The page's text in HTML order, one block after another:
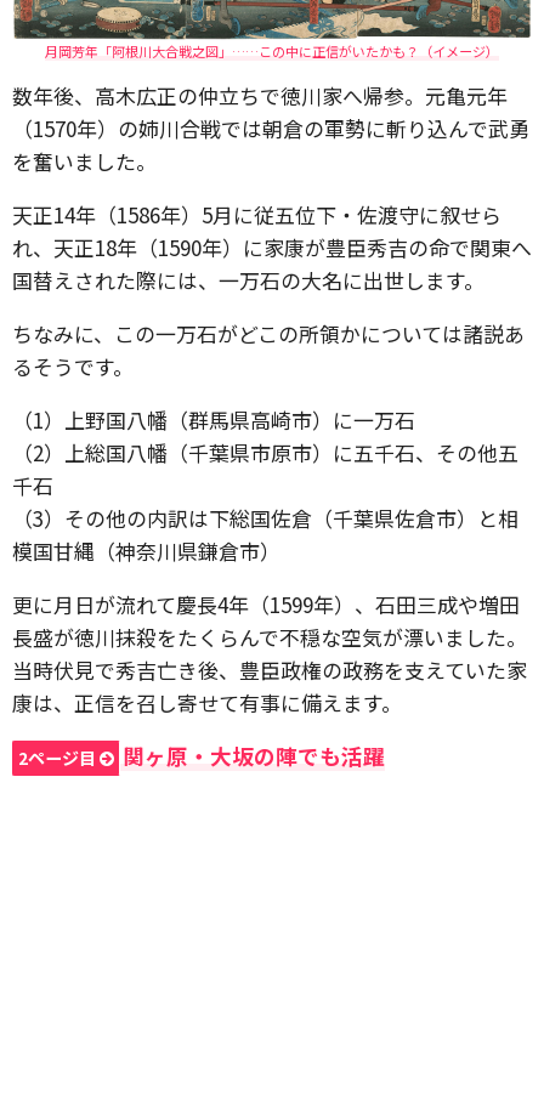
月岡芳年「阿根川大合戦之図」……この中に正信がいたかも？（イメージ）
数年後、高木広正の仲立ちで徳川家へ帰参。元亀元年
（1570年）の姉川合戦では朝倉の軍勢に斬り込んで武勇
を奮いました。
天正14年（1586年）5月に従五位下・佐渡守に叙せら
れ、天正18年（1590年）に家康が豊臣秀吉の命で関東へ
国替えされた際には、一万石の大名に出世します。
ちなみに、この一万石がどこの所領かについては諸説あ
るそうです。
（1）上野国八幡（群馬県高崎市）に一万石
（2）上総国八幡（千葉県市原市）に五千石、その他五
千石
（3）その他の内訳は下総国佐倉（千葉県佐倉市）と相
模国甘縄（神奈川県鎌倉市）
更に月日が流れて慶長4年（1599年）、石田三成や増田
長盛が徳川抹殺をたくらんで不穏な空気が漂いました。
当時伏見で秀吉亡き後、豊臣政権の政務を支えていた家
康は、正信を召し寄せて有事に備えます。
2ページ目 関ヶ原・大坂の陣でも活躍